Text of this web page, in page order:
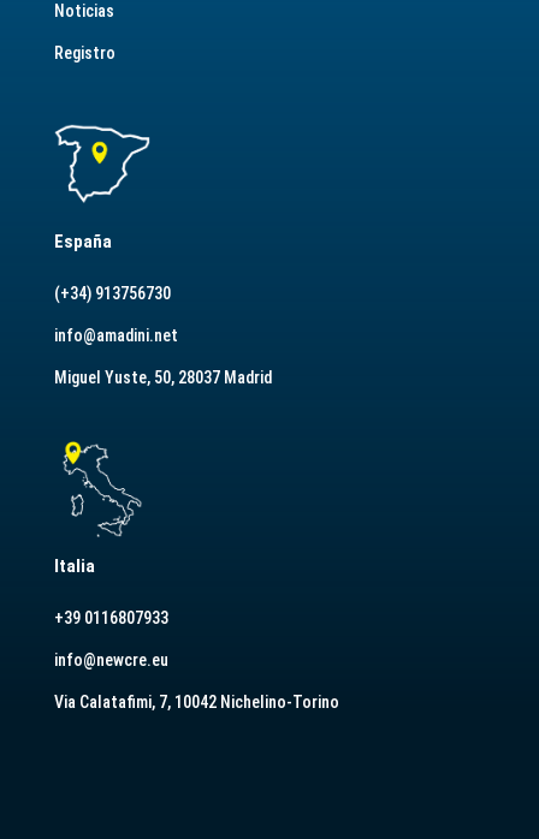
Noticias
Registro
España
(+34) 913756730
info@amadini.net
Miguel Yuste, 50, 28037 Madrid
Italia
+39 0116807933
info@newcre.eu
Via Calatafimi, 7, 10042 Nichelino-Torino